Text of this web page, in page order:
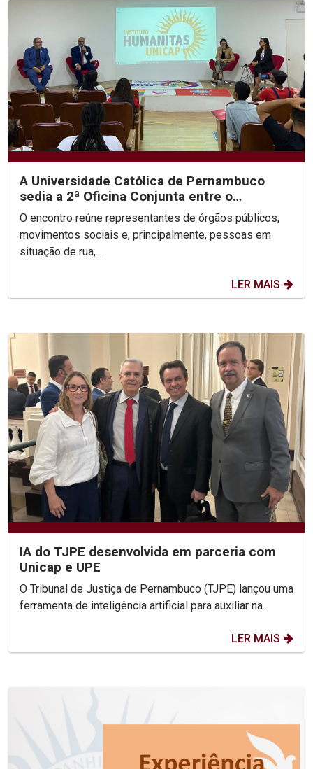
A Universidade Católica de Pernambuco
sedia a 2ª Oficina Conjunta entre o
Ministério Público, a...
O encontro reúne representantes de órgãos públicos,
movimentos sociais e, principalmente, pessoas em
situação de rua,...
LER MAIS
IA do TJPE desenvolvida em parceria com
Unicap e UPE
O Tribunal de Justiça de Pernambuco (TJPE) lançou uma
ferramenta de inteligência artificial para auxiliar na...
LER MAIS